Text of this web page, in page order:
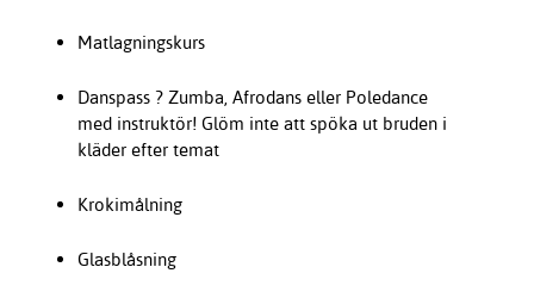
Matlagningskurs
Danspass ? Zumba, Afrodans eller Poledance
med instruktör! Glöm inte att spöka ut bruden i
kläder efter temat
Krokimålning
Glasblåsning